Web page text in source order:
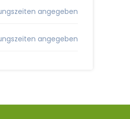
angegeben
angegeben